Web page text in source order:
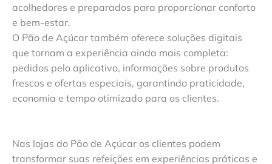
acolhedores e preparados para proporcionar conforto
e bem-estar.
O Pão de Açúcar também oferece soluções digitais
que tornam a experiência ainda mais completa:
pedidos pelo aplicativo, informações sobre produtos
frescos e ofertas especiais, garantindo praticidade,
economia e tempo otimizado para os clientes.
Nas lojas do Pão de Açúcar os clientes podem
transformar suas refeições em experiências práticas e